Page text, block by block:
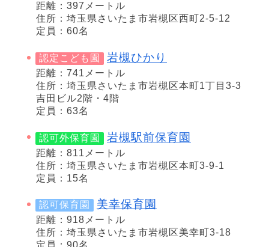
距離：397メートル
住所：埼玉県さいたま市岩槻区西町2-5-12
定員：60名
認定こども園 岩槻ひかり
距離：741メートル
住所：埼玉県さいたま市岩槻区本町1丁目3-3
吉田ビル2階・4階
定員：63名
認可外保育園 岩槻駅前保育園
距離：811メートル
住所：埼玉県さいたま市岩槻区本町3-9-1
定員：15名
認可保育園 美幸保育園
距離：918メートル
住所：埼玉県さいたま市岩槻区美幸町3-18